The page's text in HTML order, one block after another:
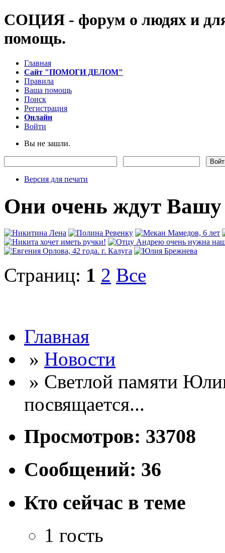
СОЦИЯ - форум о людях и
помощь.
Главная
Сайт "ПОМОГИ ДЕЛОМ"
Правила
Ваша помощь
Поиск
Регистрация
Онлайн
Войти
Вы не зашли.
Версия для печати
Они очень ждут
Страниц: 1 2 Все
Главная
» Новости
» Светлой памяти
посвящается...
Просмотров: 33708
Сообщений: 36
Кто сейчас в теме
1 гость